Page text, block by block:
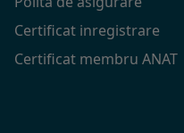
Certificat inregistrare
Certificat membru ANAT